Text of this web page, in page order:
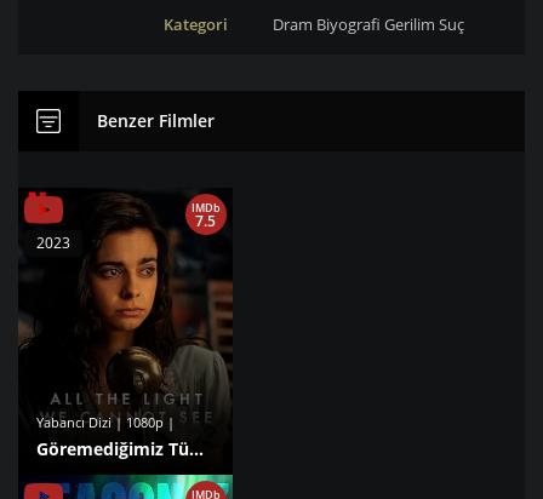
Kategori
Dram Biyografi Gerilim Suç
Benzer Filmler
Yabancı Dizi | 1080p |
Göremediğimiz Tüm Işıklar 1. Sezon izle
IMDb
7.5
2023
IMDb